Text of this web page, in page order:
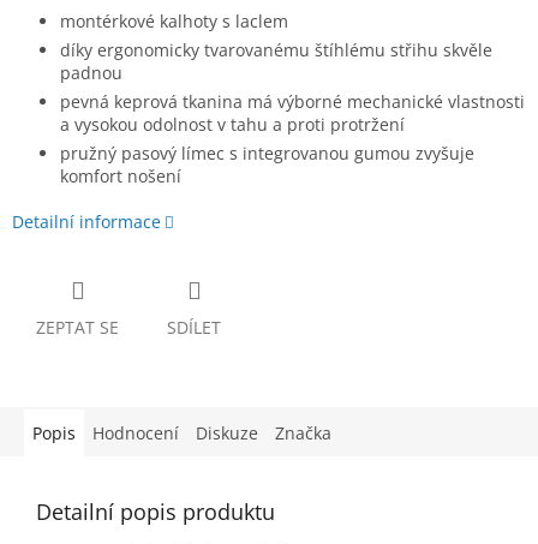
montérkové kalhoty s laclem
díky ergonomicky tvarovanému štíhlému střihu skvěle
padnou
pevná keprová tkanina má výborné mechanické vlastnosti
a vysokou odolnost v tahu a proti protržení
pružný pasový límec s integrovanou gumou zvyšuje
komfort nošení
Detailní informace
ZEPTAT SE SDÍLET
Popis Hodnocení Diskuze Značka
Detailní popis produktu